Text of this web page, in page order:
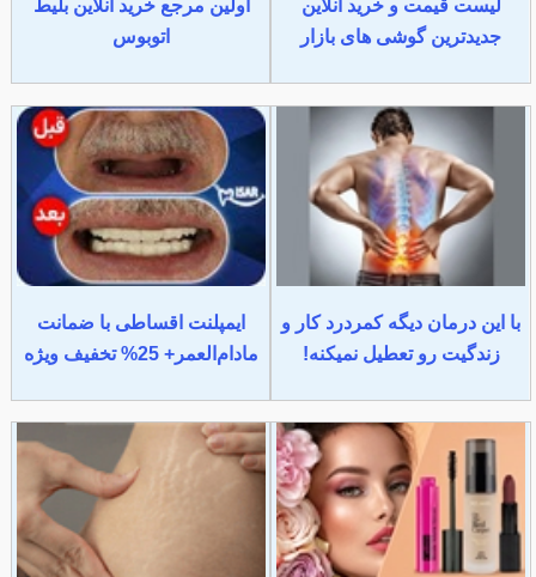
لیست قیمت و خرید آنلاین
جدیدترین گوشی های بازار
اولین مرجع خرید آنلاین بلیط
اتوبوس
با این درمان دیگه کمردرد کار و
زندگیت رو تعطیل نمیکنه!
ایمپلنت اقساطی با ضمانت
مادام‌العمر+ 25% تخفیف ویژه